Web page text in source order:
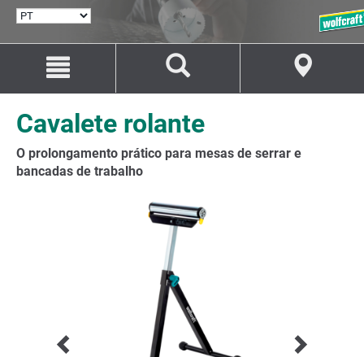
SELECIONAR
Avançar
o
conteúdo
Avançar
a
navegação
Cavalete rolante
O prolongamento prático para mesas de serrar e
bancadas de trabalho